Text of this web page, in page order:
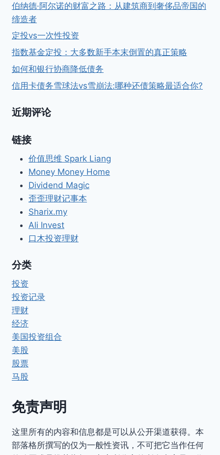
伯纳德·阿尔诺的财富之路：从建筑商到奢侈品帝国的
缔造者
定投vs一次性投资
指数基金定投：大多数新手本末倒置的真正策略
如何和银行协商降低债务
信用卡债务雪球法vs雪崩法:哪种还债策略最适合你?
近期评论
链接
价值思维 Spark Liang
Money Money Home
Dividend Magic
歪歪理财记事本
Sharix.my
Ali Invest
口木投资理财
分类
投资
投资记录
理财
经济
美国投资组合
美股
股票
马股
免责声明
这里所有的内容和信息都是可以从公开渠道获得。本
部落格所撰写的仅为一般性资讯，不可把它当作任何